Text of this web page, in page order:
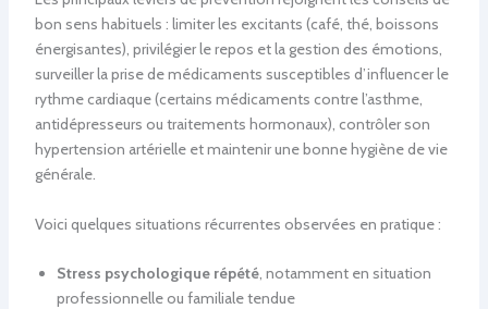
bon sens habituels : limiter les excitants (café, thé, boissons
énergisantes), privilégier le repos et la gestion des émotions,
surveiller la prise de médicaments susceptibles d’influencer le
rythme cardiaque (certains médicaments contre l’asthme,
antidépresseurs ou traitements hormonaux), contrôler son
hypertension artérielle et maintenir une bonne hygiène de vie
générale.
Voici quelques situations récurrentes observées en pratique :
Stress psychologique répété, notamment en situation
professionnelle ou familiale tendue